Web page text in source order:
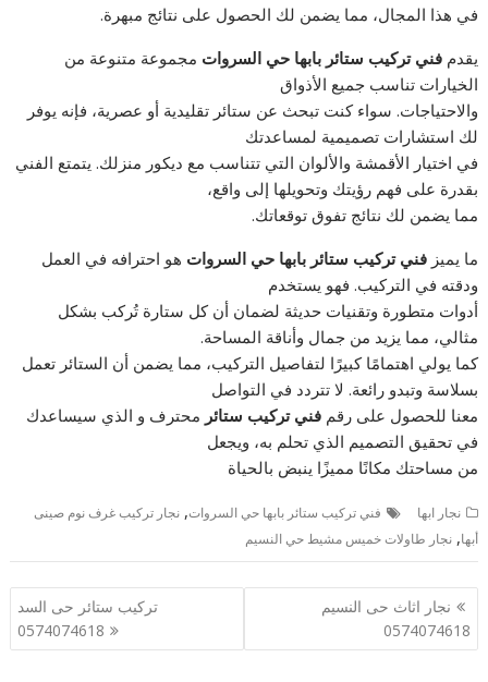
في هذا المجال، مما يضمن لك الحصول على نتائج مبهرة.
يقدمفني تركيب ستائر بابها حي السروات مجموعة متنوعة من
الخيارات تناسب جميع الأذواق
والاحتياجات. سواء كنت تبحث عن ستائر تقليدية أو عصرية، فإنه يوفر
لك استشارات تصميمية لمساعدتك
في اختيار الأقمشة والألوان التي تتناسب مع ديكور منزلك. يتمتع الفني
بقدرة على فهم رؤيتك وتحويلها إلى واقع،
مما يضمن لك نتائج تفوق توقعاتك.
ما يميزفني تركيب ستائر بابها حي السروات هو احترافه في العمل
ودقته في التركيب. فهو يستخدم
أدوات متطورة وتقنيات حديثة لضمان أن كل ستارة تُركب بشكل
مثالي، مما يزيد من جمال وأناقة المساحة.
كما يولي اهتمامًا كبيرًا لتفاصيل التركيب، مما يضمن أن الستائر تعمل
بسلاسة وتبدو رائعة. لا تتردد في التواصل
معنا للحصول على رقمفني تركيب ستائر محترف و الذي سيساعدك
في تحقيق التصميم الذي تحلم به، ويجعل
من مساحتك مكانًا مميزًا ينبض بالحياة
نجار ابها فني تركيب ستائر بابها حي السروات,نجار تركيب غرف نوم صينى
أبها,نجار طاولات خميس مشيط حي النسيم
تصفّح
المقالات
نجار اثاث حى النسيم
0574074618
تركيب ستائر حى السد
0574074618